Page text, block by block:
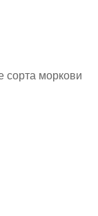
сорта моркови